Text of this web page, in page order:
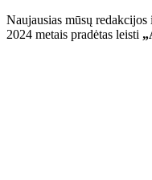
Naujausias mūsų
2024 metais pradėtas leisti